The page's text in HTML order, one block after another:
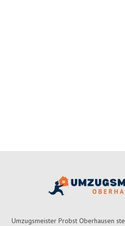
Umzugsmeister Probst Oberhausen